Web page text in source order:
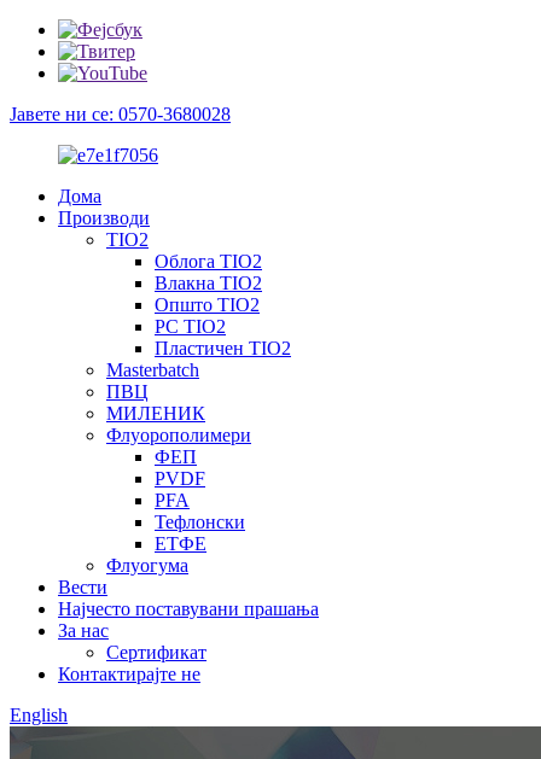
Јавете ни се: 0570-3680028
Дома
Производи
TIO2
Облога TIO2
Влакна TIO2
Општо TIO2
PC TIO2
Пластичен TIO2
Masterbatch
ПВЦ
МИЛЕНИК
Флуорополимери
ФЕП
PVDF
PFA
Тефлонски
ЕТФЕ
Флуогума
Вести
Најчесто поставувани прашања
За нас
Сертификат
Контактирајте не
English